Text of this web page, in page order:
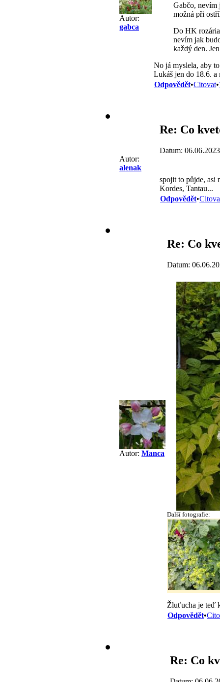
Autor:
gabca
Gabčo, nevím
možná při
Do HK
nevím jak
každý den.
No já myslela, aby
Lukáš jen do 18.6. a
Odpovědět•Citovat•
Autor:
alenak
Re: Co
Datum:
spojit to půjde, asi
Kordes, Tantau...
Odpovědět•
Autor: Manca
Re: Co
Datum:
Další fotografie:
Žluťucha je teď
Odpovědět•
Re: Co